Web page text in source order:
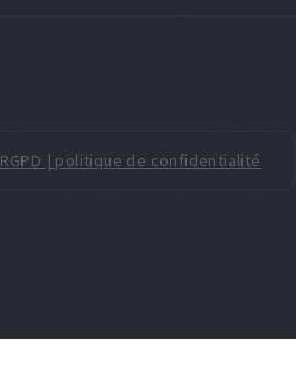
RGPD | politique de confidentialité